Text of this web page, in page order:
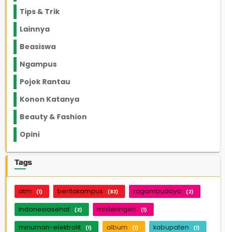
Tips & Trik
Lainnya
Beasiswa
Ngampus
Pojok Rantau
Konon Katanya
Beauty & Fashion
Opini
Tags
atm (1) beritakampus (83) ragambudaya (2)
indonesiasehat (2) misteringeri (1)
minuman-elektrolit (1) album (1) kabupaten (1)